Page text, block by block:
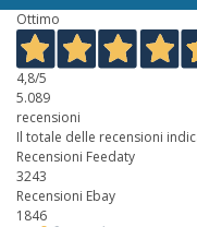
Ottimo
4,8/5
5.089
recensioni
Il totale delle recensioni
Recensioni Feedaty
3243
Recensioni Ebay
1846